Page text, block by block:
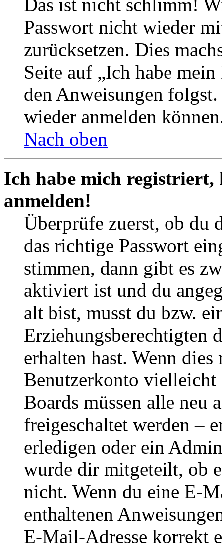
Das ist nicht schlimm!
Passwort nicht wieder
zurücksetzen. Dies
Seite auf „Ich habe
den Anweisungen
wieder anmelden
Nach oben
Ich habe mich
anmelden!
Überprüfe zuerst, ob du
das richtige Passwort
stimmen, dann gibt es
aktiviert ist und du
alt bist, musst du bzw.
Erziehungsberechtigten
erhalten hast. Wenn
Benutzerkonto
Boards müssen alle neu
freigeschaltet werden –
erledigen oder ein
wurde dir mitgeteilt, ob
nicht. Wenn du eine E-
enthaltenen
E-Mail-Adresse korrekt